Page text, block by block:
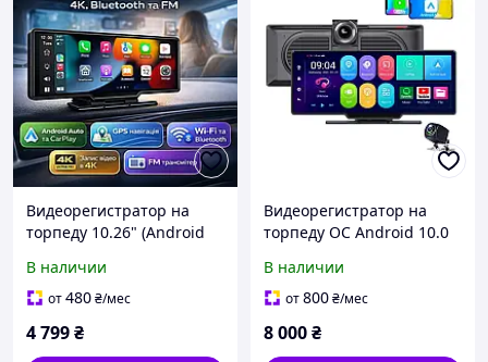
Видеорегистратор на
торпеду 10.26" (Android
4K, Bluetooth, FM)
В наличии
от480₴/мес
4 799₴
Видеорегистратор на
торпеду ОС Android 10.0
CarPlay, GPS, Wi-Fi, 4K,
Bluetooth, FM
В наличии
от800₴/мес
8 000₴